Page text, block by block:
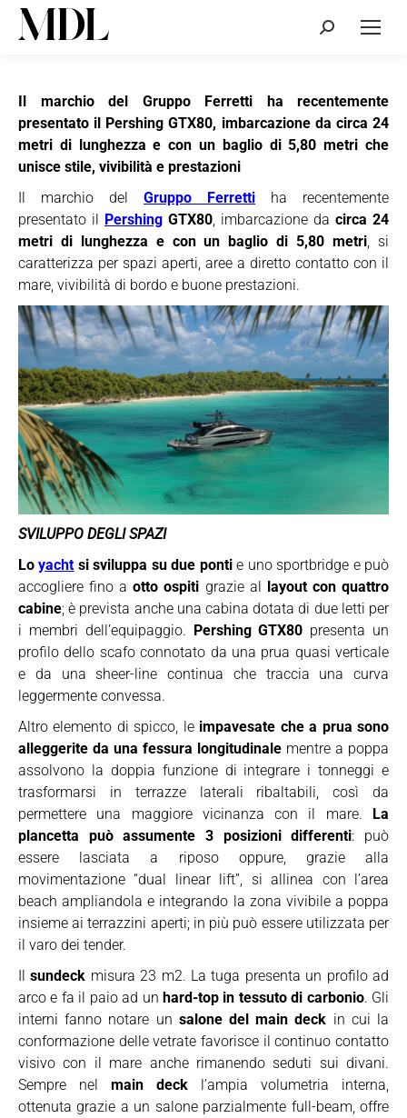
Cerca:
Il marchio del Gruppo Ferretti ha recentemente
presentato il Pershing GTX80, imbarcazione da circa 24
metri di lunghezza e con un baglio di 5,80 metri che
unisce stile, vivibilità e prestazioni
Il marchio del Gruppo Ferretti ha recentemente
presentato il Pershing GTX80, imbarcazione da circa 24
metri di lunghezza e con un baglio di 5,80 metri, si
caratterizza per spazi aperti, aree a diretto contatto con il
mare, vivibilità di bordo e buone prestazioni.
SVILUPPO DEGLI SPAZI
Loyachtsi sviluppa su due pontie uno sportbridge e può
accogliere fino aotto ospiti grazie al layout con quattro
cabine; è prevista anche una cabina dotata di due letti per
i membri dell’equipaggio. Pershing GTX80 presenta un
profilo dello scafo connotato da una prua quasi verticale
e da una sheer-line continua che traccia una curva
leggermente convessa.
Altro elemento di spicco, le impavesate che a prua sono
alleggerite da una fessura longitudinale mentre a poppa
assolvono la doppia funzione di integrare i tonneggi e
trasformarsi in terrazze laterali ribaltabili, così da
permettere una maggiore vicinanza con il mare. La
plancetta può assumente 3 posizioni differenti: può
essere lasciata a riposo oppure, grazie alla
movimentazione “dual linear lift”, si allinea con l’area
beach ampliandola e integrando la zona vivibile a poppa
insieme ai terrazzini aperti; in più può essere utilizzata per
il varo dei tender.
Ilsundeck misura 23 m2. La tuga presenta un profilo ad
arco e fa il paio ad un hard-top in tessuto di carbonio. Gli
interni fanno notare un salone del main deck in cui la
conformazione delle vetrate favorisce il continuo contatto
visivo con il mare anche rimanendo seduti sui divani.
Sempre nel main deck l’ampia volumetria interna,
ottenuta grazie a un salone parzialmente full-beam, offre